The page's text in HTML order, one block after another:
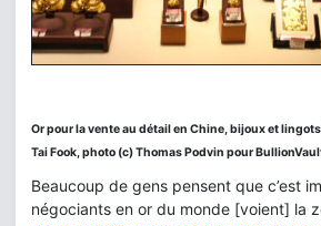
Or pour la vente au détail en Chine, bijoux et
Tai Fook, photo (c) Thomas Podvin pour
Beaucoup de gens pensent que c’est
négociants en or du monde [voient] la